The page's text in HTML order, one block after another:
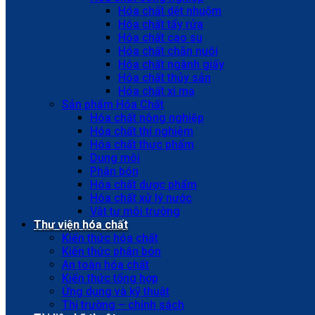
Hóa chất dệt nhuộm
Hóa chất tẩy rửa
Hóa chất cao su
Hóa chất chăn nuôi
Hóa chất ngành giấy
Hóa chất thủy sản
Hóa chất xi mạ
Sản phẩm Hóa Chất
Hóa chất nông nghiệp
Hóa chất thí nghiệm
Hóa chất thực phẩm
Dung môi
Phân bón
Hóa chất dược phẩm
Hóa chất xử lý nước
Vật tư môi trường
Thư viện hóa chất
Kiến thức hóa chất
Kiến thức phân bón
An toàn hóa chất
Kiến thức tổng hợp
Ứng dụng và kỹ thuật
Thị trường – chính sách